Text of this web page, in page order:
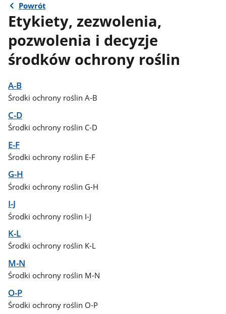
Powrót
Etykiety, zezwolenia,
pozwolenia i decyzje
środków ochrony roślin
A-B
Środki ochrony roślin A-B
C-D
Środki ochrony roślin C-D
E-F
Środki ochrony roślin E-F
G-H
Środki ochrony roślin G-H
I-J
Środki ochrony roślin I-J
K-L
Środki ochrony roślin K-L
M-N
Środki ochrony roślin M-N
O-P
Środki ochrony roślin O-P